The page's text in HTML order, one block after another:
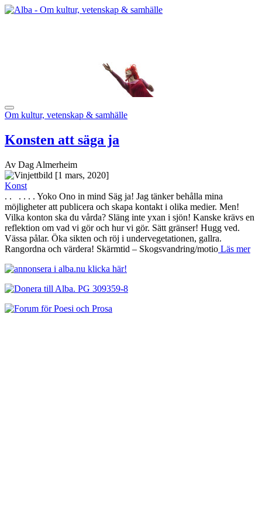
Om kultur, vetenskap & samhälle
Konsten att säga ja
Av Dag Almerheim
[1 mars, 2020]
Konst
. . . . . . Yoko Ono in mind Säg ja! Jag tänker behålla mina
möjligheter att publicera och skapa kontakt i olika medier. Men!
Vilka konton ska du vårda? Släng inte yxan i sjön! Kanske krävs en
reflektion om vad vi gör och hur vi gör. Sätt gränser! Hugg ved.
Vässa pålar. Öka sikten och röj i undervegetationen, gallra.
Rangordna och värdera! Skärmtid – Skogsvandring/motio Läs mer